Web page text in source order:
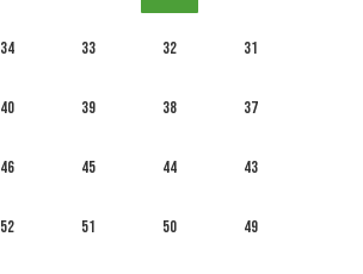
31
32
33
34
37
38
39
40
43
44
45
46
49
50
51
52